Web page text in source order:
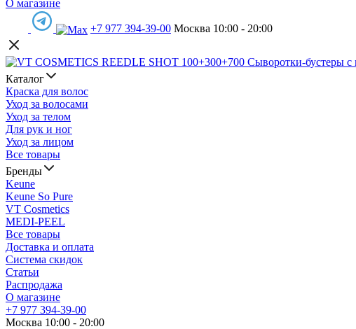
О магазине
+7 977 394-39-00 Москва 10:00 - 20:00
Каталог
Краска для волос
Уход за волосами
Уход за телом
Для рук и ног
Уход за лицом
Все товары
Бренды
Keune
Keune So Pure
VT Cosmetics
MEDI-PEEL
Все товары
Доставка и оплата
Система скидок
Статьи
Распродажа
О магазине
+7 977 394-39-00
Москва 10:00 - 20:00